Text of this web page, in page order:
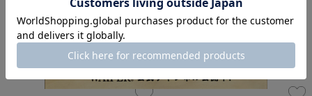
★カートで割引対象品★【メーカー取
次】’47 Brand フォーティーセブン・ブ
ランド 14751240 47 CLEAN UP ボストン
レッドソックス キャップ ブラック【S
x】【R】
¥4,400(税込)
-（0件）
★カートで割引対象品★【メーカー取
次】’47 Brand フォーティーセブン・ブ
ランド 14751234 47 CLEAN UP ボストン
【R】
-（0件